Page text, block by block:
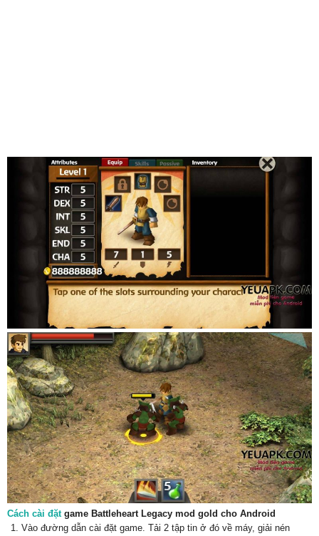
Cách cài đặtgame Battleheart Legacy mod gold cho Android
Vào đường dẫn cài đặt game. Tải 2 tập tin ở đó về máy, giải nén